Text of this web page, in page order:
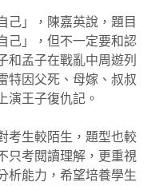
己」，陳嘉英說，題目
己」，但不一定要和認
和孟子在戰亂中周遊列
特因父死、母嫁、叔叔
演王子復仇記。
考生較陌生，題型也較
只考閱讀理解，更重視
析能力，希望培養學生